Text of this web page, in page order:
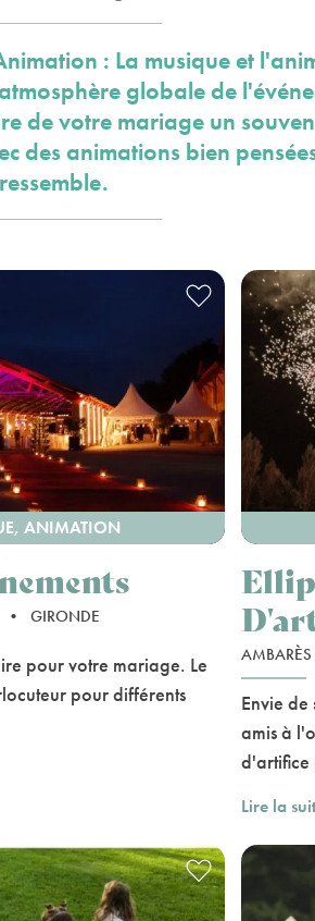
: La musique et
globale de
de votre mariage un
des animations bien
ANIMATION
• GIRONDE
pour votre mariage. Le
pour différents
AMBARÈS
Envie
amis à
d'artifice
Lire la